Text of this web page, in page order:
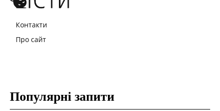
Контакти
Про сайт
Популярні запити